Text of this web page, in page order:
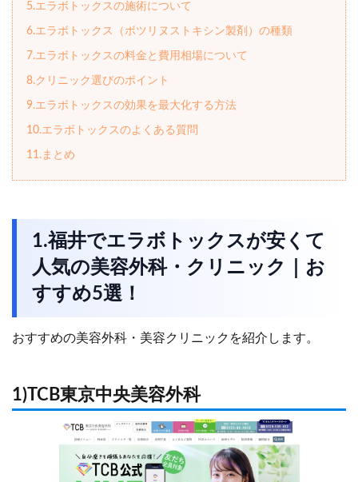
5.エラボトックスの施術について
6.エラボトックス（ボツリヌストキシン製剤）の種類
7.エラボトックスの料金と費用相場について
8.クリニック選びのポイント
9.エラボトックスの効果を最大化する方法
10.エラボトックスのよくある質問
11.まとめ
1.福井でエラボトックスが安くて
人気の美容外科・クリニック｜お
すすめ5選！
おすすめの美容外科・美容クリニックを紹介します。
1)TCB東京中央美容外科